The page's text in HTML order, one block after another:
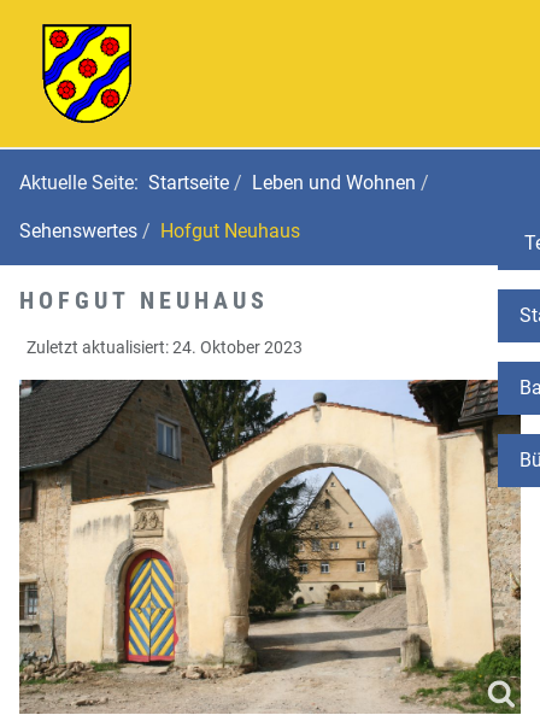
Aktuelle Seite: Startseite Leben und Wohnen
Sehenswertes Hofgut Neuhaus
HOFGUT NEUHAUS
Zuletzt aktualisiert: 24. Oktober 2023